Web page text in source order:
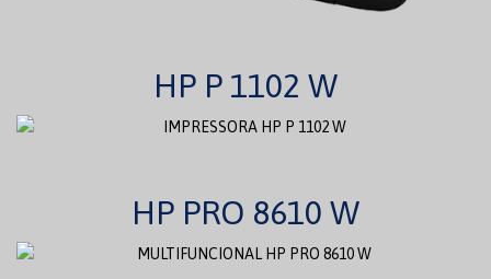
HP P 1102 W
HP PRO 8610 W